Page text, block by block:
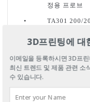
정용 프로브
• TA301 200/
듀
• TA271 D9-
3D프린팅에 대
이메일을 등록하시면 3D프
최신 트렌드 및 제품 관련 소
수 있습니다.